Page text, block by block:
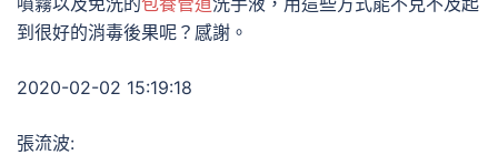
到很好的消毒後果呢？感謝。
2020-02-02 15:19:18
張流波: